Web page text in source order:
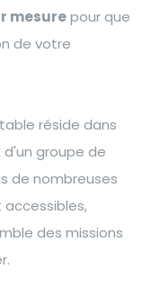
mesurepour que
de votre
réside dans
d'un groupe de
de nombreuses
accessibles,
des missions